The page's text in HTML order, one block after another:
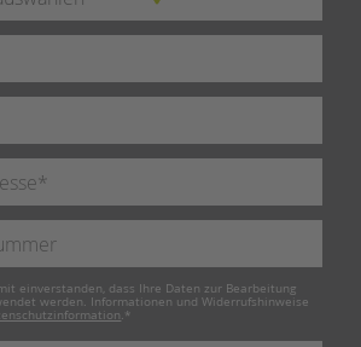
einverstanden, dass Ihre Daten zur Bearbeitung
werden. Informationen und Widerrufshinweise
. *